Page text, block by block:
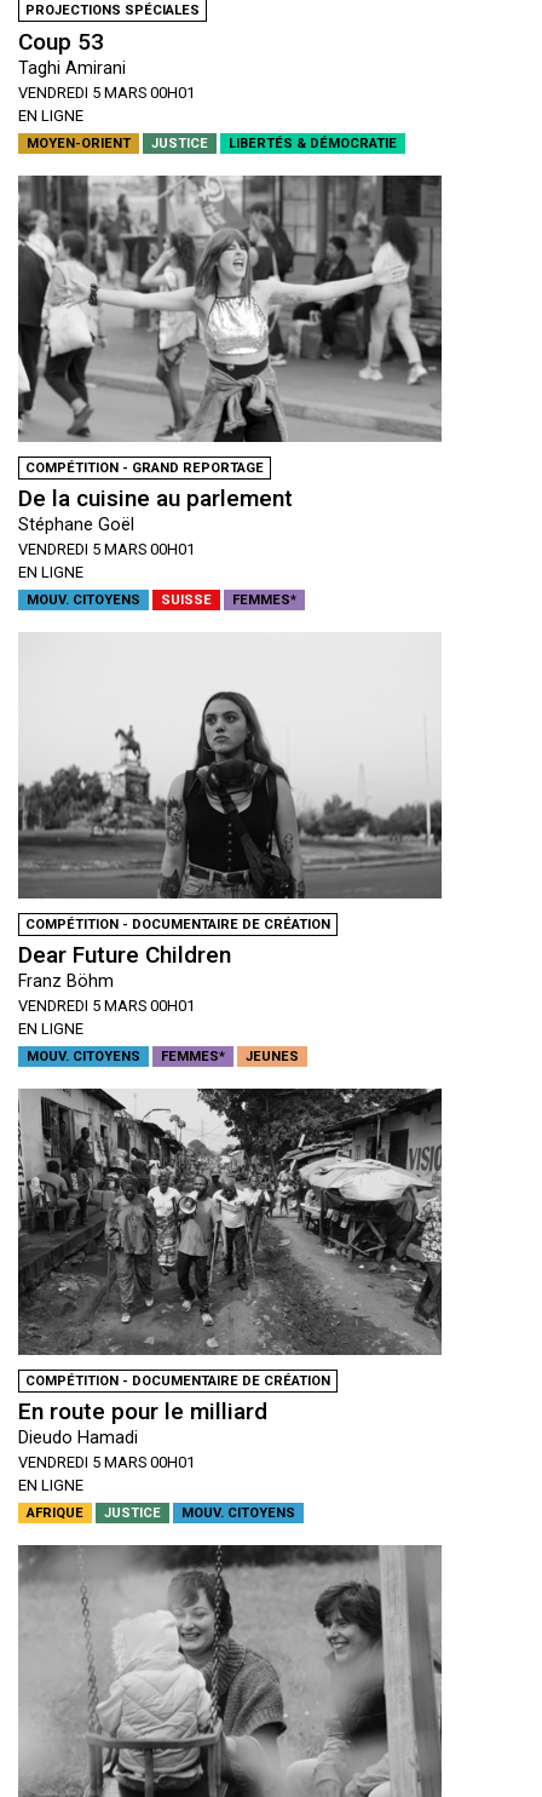
PROJECTIONS SPÉCIALES
Coup 53
Taghi Amirani
VENDREDI 5 MARS 00H01
EN LIGNE
MOYEN-ORIENT JUSTICE LIBERTÉS & DÉMOCRATIE
COMPÉTITION - GRAND REPORTAGE
De la cuisine au parlement
Stéphane Goël
VENDREDI 5 MARS 00H01
EN LIGNE
MOUV. CITOYENS SUISSE FEMMES*
COMPÉTITION - DOCUMENTAIRE DE CRÉATION
Dear Future Children
Franz Böhm
VENDREDI 5 MARS 00H01
EN LIGNE
MOUV. CITOYENS FEMMES* JEUNES
COMPÉTITION - DOCUMENTAIRE DE CRÉATION
En route pour le milliard
Dieudo Hamadi
VENDREDI 5 MARS 00H01
EN LIGNE
AFRIQUE JUSTICE MOUV. CITOYENS